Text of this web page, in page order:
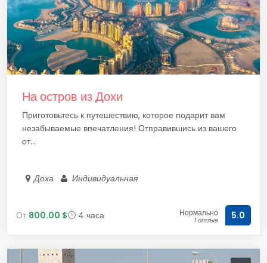
На остров из Дохи
Приготовьтесь к путешествию, которое подарит вам
незабываемые впечатления! Отправившись из вашего
от...
Доха Индивидуальная
От 800.00 $ 4 часа Нормально
1 отзыв 5.0